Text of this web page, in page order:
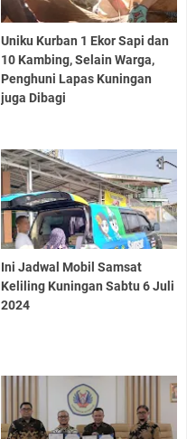
Uniku Kurban 1 Ekor Sapi dan
10 Kambing, Selain Warga,
Penghuni Lapas Kuningan
juga Dibagi
Ini Jadwal Mobil Samsat
Keliling Kuningan Sabtu 6 Juli
2024